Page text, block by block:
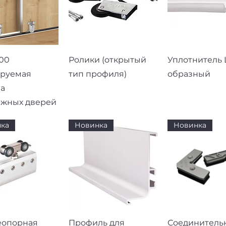
просмотр
дверей
Быстрый просмотр
Ролики (открытый
тип профиля)
Быстрый
Уплотнитель
образный
просмотр Быстрый просмотр
Новинка
Профиль для Быстрый
Новинка